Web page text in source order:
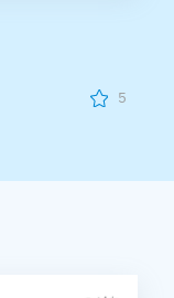
5